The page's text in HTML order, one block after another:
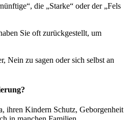
die „Starke“ oder der „Fels
Sie oft zurückgestellt, um
Nein zu sagen oder sich selbst an
ihren Kindern Schutz, Geborgenheit